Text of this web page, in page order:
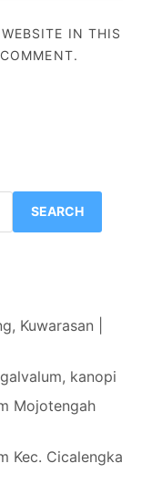
IN THIS
SEARCH
Kuwarasan |
kanopi
Mojotengah
Kec. Cicalengka